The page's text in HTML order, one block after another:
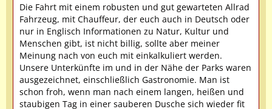
Die Fahrt mit einem robusten und gut gewarteten Allrad
Fahrzeug, mit Chauffeur, der euch auch in Deutsch oder
nur in Englisch Informationen zu Natur, Kultur und
Menschen gibt, ist nicht billig, sollte aber meiner
Meinung nach von euch mit einkalkuliert werden.
Unsere Unterkünfte im und in der Nähe der Parks waren
ausgezeichnet, einschließlich Gastronomie. Man ist
schon froh, wenn man nach einem langen, heißen und
staubigen Tag in einer sauberen Dusche sich wieder fit